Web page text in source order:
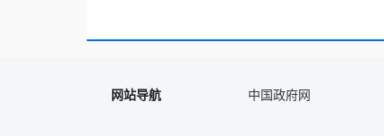
网站导航 中国政府网